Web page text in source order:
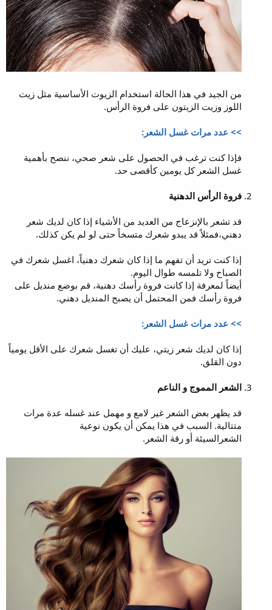
من الجيد في هذا الحالة استخدام الزيوت الأساسية مثل زيت
اللوز وزيت الزيتون على فروة الرأس.
>> عدد مرات غسل الشعر:
فإذا كنت ترغب في الحصول على شعر صحي، ننصح بأهمية
غسل الشعر كل يومين كأقصى حد.
فروة الرأس الدهنية
قد تشعر بالإنزعاج من العديد من الأشياء إذا كان لديك شعر
دهني،فمثلاً قد يبدو شعرك متسخاً حتى لو لم يكن كذلك.
إذا كنت تريد أن تفهم ما إذا كان شعرك دهنياً، اغسل شعرك في
الصباح ولا تلمسه طوال اليوم.
أيضاً لمعرفة إذا كانت فروة رأسك دهنية، قم بوضع منديل على
فروة رأسك فمن المحتمل أن يصبح المنديل دهني.
>> عدد مرات غسل الشعر:
إذا كان لديك شعر زيتي، عليك أن تغسل شعرك على الأقل يومياً
دون القلق.
الشعر المموج و الناعم
قد يظهر بعض الشعر غير لامع و مهمل عند غسله عدة مرات
متتالية. السبب في هذا يمكن أن يكون نوعية
الشعرالسيئة أو رقة الشعر.